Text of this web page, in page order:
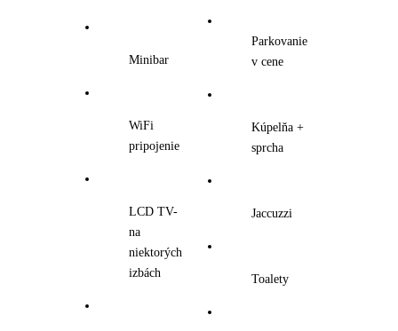
Minibar
WiFi
pripojenie
LCD TV-
na
niektorých
izbách
Parkovanie
v cene
Kúpelňa +
sprcha
Jaccuzzi
Toalety